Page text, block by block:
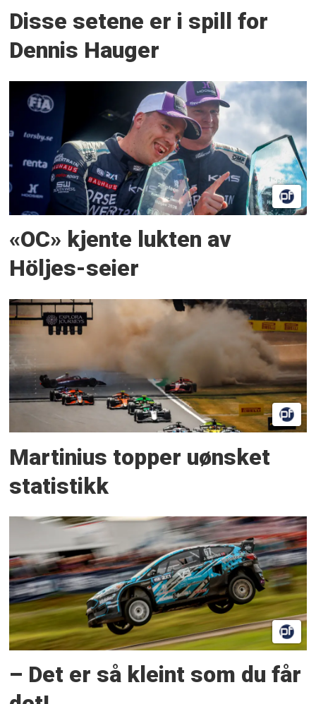
Disse setene er i spill for
Dennis Hauger
«OC» kjente lukten av
Höljes-seier
Martinius topper uønsket
statistikk
– Det er så kleint som du får